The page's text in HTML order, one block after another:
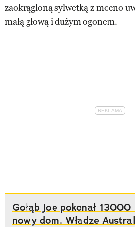
zaokrągloną sylwetką z mocno
małą głową i dużym ogonem.
Gołąb Joe pokonał
nowy dom. Władze